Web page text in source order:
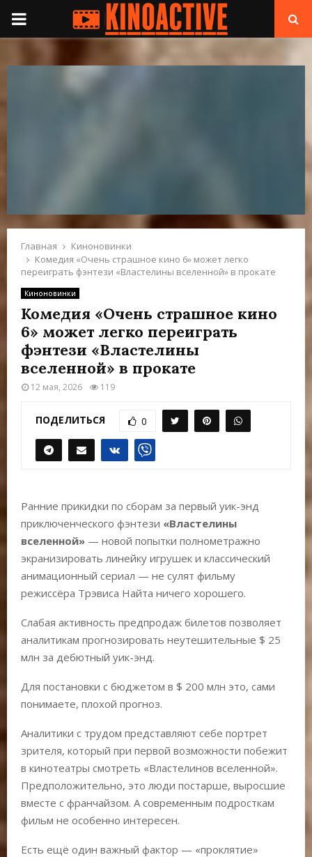
П
Н
О
М
Главная
Киноновинки
Комедия «Очень страшное кино 6» может легко
переиграть фэнтези «Властелины вселенной» в прокате
Киноновинки
Комедия «Очень страшное кино
6» может легко переиграть
фэнтези «Властелины
вселенной» в прокате
12 мая, 2026 119
ПОДЕЛИТЬСЯ 0
Ранние прикидки по сборам за первый уик-энд
приключенческого фэнтези «Властелины
вселенной» — новой попытки полнометражно
экранизировать линейку игрушек и классический
анимационный сериал — не сулят фильму
режиссёра Трэвиса Найта ничего хорошего.
Слабая активность предпродаж билетов позволяет
аналитикам прогнозировать неутешительные $ 25
млн за дебютный уик-энд.
Для постановки с бюджетом в $ 200 млн это, сами
понимаете, плохой прогноз.
Аналитики с трудом представляют себе портрет
зрителя, который при первой возможности побежит
в кинотеатры смотреть «Властелинов вселенной».
Предположительно, это люди постарше, выросшие
вместе с франчайзом. А современным подросткам
фильм не особенно интересен.
Есть ещё один важный фактор — «проклятие»